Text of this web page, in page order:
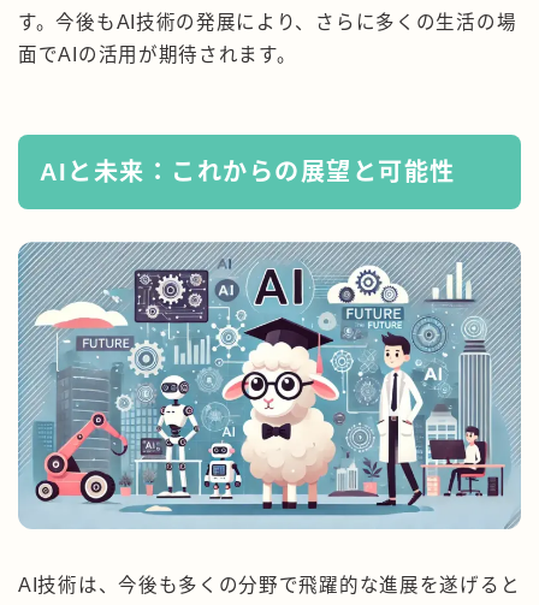
す。今後もAI技術の発展により、さらに多くの生活の場
面でAIの活用が期待されます。
AIと未来：これからの展望と可能性
AI技術は、今後も多くの分野で飛躍的な進展を遂げると